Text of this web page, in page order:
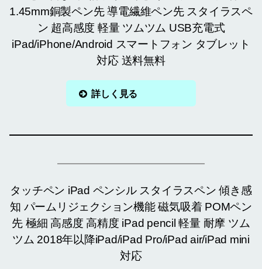
1.45mm銅製ペン先 導電繊維ペン先 スタイラスペ
ン 超高感度 軽量 ツムツム USB充電式
iPad/iPhone/Android スマートフォン タブレット
対応 送料無料
詳しく見る
タッチペン iPad ペンシル スタイラスペン 傾き感
知 パームリジェクション機能 磁気吸着 POMペン
先 極細 高感度 高精度 iPad pencil 軽量 耐摩 ツム
ツム 2018年以降iPad/iPad Pro/iPad air/iPad mini
対応